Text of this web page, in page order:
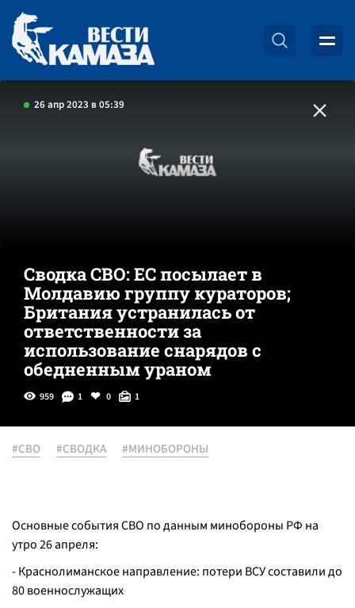
26 апр 2023 в 05:39
Сводка СВО: ЕС посылает в
Молдавию группу кураторов;
Британия устранилась от
ответственности за
использование снарядов с
обедненным ураном
959 1 0 1
#СВО #СВОДКА #МИНОБОРОНЫ
Основные события СВО по данным минобороны РФ на
утро 26 апреля:
- Краснолиманское направление: потери ВСУ составили до
80 военнослужащих